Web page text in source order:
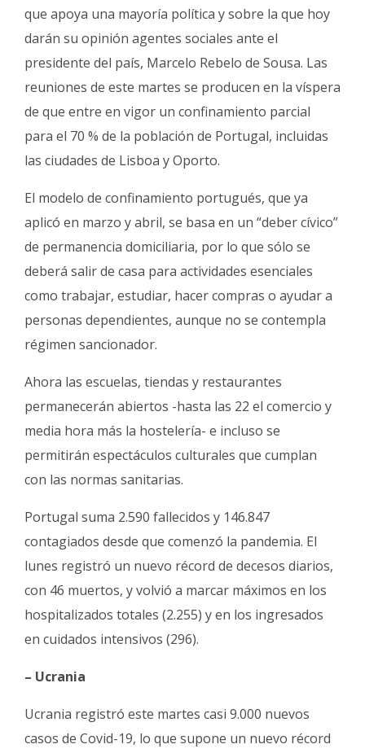
que apoya una mayoría política y sobre la que hoy
darán su opinión agentes sociales ante el
presidente del país, Marcelo Rebelo de Sousa. Las
reuniones de este martes se producen en la víspera
de que entre en vigor un confinamiento parcial
para el 70 % de la población de Portugal, incluidas
las ciudades de Lisboa y Oporto.
El modelo de confinamiento portugués, que ya
aplicó en marzo y abril, se basa en un “deber cívico”
de permanencia domiciliaria, por lo que sólo se
deberá salir de casa para actividades esenciales
como trabajar, estudiar, hacer compras o ayudar a
personas dependientes, aunque no se contempla
régimen sancionador.
Ahora las escuelas, tiendas y restaurantes
permanecerán abiertos -hasta las 22 el comercio y
media hora más la hostelería- e incluso se
permitirán espectáculos culturales que cumplan
con las normas sanitarias.
Portugal suma 2.590 fallecidos y 146.847
contagiados desde que comenzó la pandemia. El
lunes registró un nuevo récord de decesos diarios,
con 46 muertos, y volvió a marcar máximos en los
hospitalizados totales (2.255) y en los ingresados
en cuidados intensivos (296).
– Ucrania
Ucrania registró este martes casi 9.000 nuevos
casos de Covid-19, lo que supone un nuevo récord